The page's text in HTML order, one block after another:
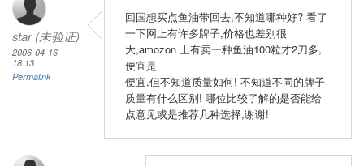
star (未验证)
2006-04-16
18:13
Permalink
回国想买点鱼油带回去,不知道哪种好? 看了
一下网上有许多牌子,价格也差别很
大,amozon 上有卖一种鱼油100粒才2刀多,
便宜是
便宜,但不知道质量如何! 不知道不同的牌子
质量有什么区别! 哪位比较了解的是否能给
点意见或是推荐几种选择,谢谢!